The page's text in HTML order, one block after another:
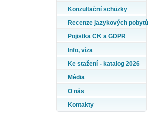
Konzultační schůzky
Recenze jazykových pobytů
Pojistka CK a GDPR
Info, víza
Ke stažení - katalog 2026
Média
O nás
Kontakty